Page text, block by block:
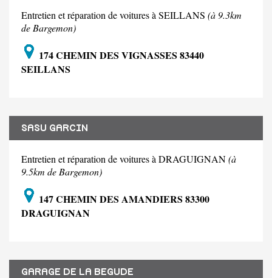
Entretien et réparation de voitures à SEILLANS (à 9.3km
de Bargemon)
174 CHEMIN DES VIGNASSES 83440
SEILLANS
SASU GARCIN
Entretien et réparation de voitures à DRAGUIGNAN(à
9.5km de Bargemon)
147 CHEMIN DES AMANDIERS 83300
DRAGUIGNAN
GARAGE DE LA BEGUDE